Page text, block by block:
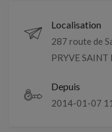
Localisation
287 route de
PRYVE
Depuis
2014-01-07